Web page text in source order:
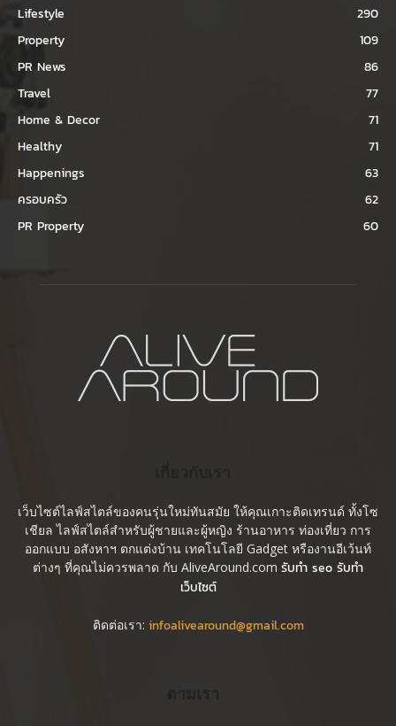
Lifestyle
290
Property
109
PR News
86
Travel
77
Home & Decor
71
Healthy
71
Happenings
63
ครอบครัว
62
PR Property
60
เว็บไซต์ไลฟ์สไตล์ของคนรุ่นใหม่ทันสมัย ให้คุณเกาะติดเทรนด์ ทั้งโซ
เชียล ไลฟ์สไตล์สำหรับผู้ชายและผู้หญิง ร้านอาหาร ท่องเที่ยว การ
ออกแบบ อสังหาฯ ตกแต่งบ้าน เทคโนโลยี Gadget หรืองานอีเว้นท์
ต่างๆ ที่คุณไม่ควรพลาด กับ AliveAround.com รับทำ seo รับทำ
เว็บไซต์
ติดต่อเรา: infoalivearound@gmail.com